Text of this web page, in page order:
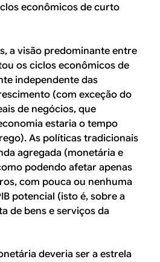
econômicos de curto
a visão predominante entre
os ciclos econômicos de
independente das
(com exceção do
de negócios, que
estaria o tempo
As políticas tradicionais
agregada (monetária e
podendo afetar apenas
com pouca ou nenhuma
potencial (isto é, sobre a
de bens e serviços da
deveria ser a estrela